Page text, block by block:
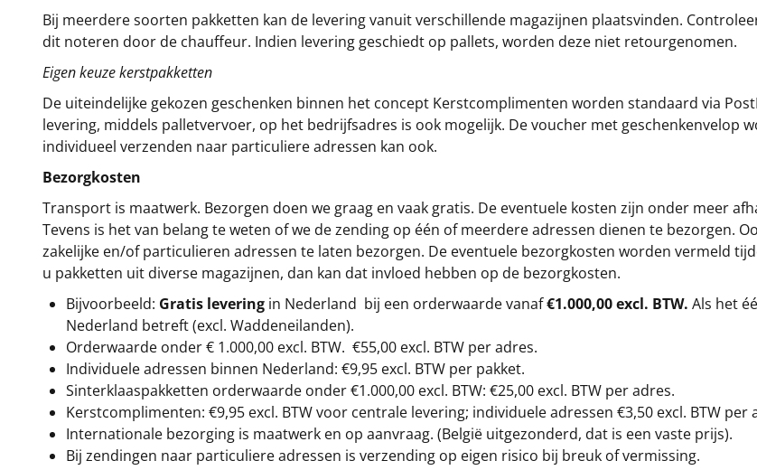
Bij meerdere soorten pakketten kan de levering vanuit verschillende magazijnen plaatsvinden.
dit noteren door de chauffeur. Indien levering geschiedt op pallets, worden deze niet retourgenomen.
Eigen keuze kerstpakketten
De uiteindelijke gekozen geschenken binnen het concept Kerstcomplimenten worden standaard via
levering, middels palletvervoer, op het bedrijfsadres is ook mogelijk. De voucher met geschenkenvelop
individueel verzenden naar particuliere adressen kan ook.
Bezorgkosten
Transport is maatwerk. Bezorgen doen we graag en vaak gratis. De eventuele kosten zijn onder meer
Tevens is het van belang te weten of we de zending op één of meerdere adressen dienen te bezorgen.
zakelijke en/of particulieren adressen te laten bezorgen. De eventuele bezorgkosten worden vermeld
u pakketten uit diverse magazijnen, dan kan dat invloed hebben op de bezorgkosten.
Bijvoorbeeld: Gratis levering in Nederland bij een orderwaarde vanaf€1.000,00 excl. BTW. Als het
Nederland betreft (excl. Waddeneilanden).
Orderwaarde onder € 1.000,00 excl. BTW. €55,00 excl. BTW per adres.
Individuele adressen binnen Nederland: €9,95 excl. BTW per pakket.
Sinterklaaspakketten orderwaarde onder €1.000,00 excl. BTW: €25,00 excl. BTW per adres.
Kerstcomplimenten: €9,95 excl. BTW voor centrale levering; individuele adressen €3,50 excl. BTW per
Internationale bezorging is maatwerk en op aanvraag. (België uitgezonderd, dat is een vaste prijs).
Bij zendingen naar particuliere adressen is verzending op eigen risico bij breuk of vermissing.